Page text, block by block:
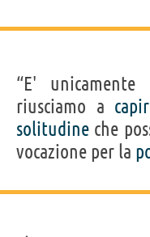
“E' unicamente
riusciamo a
solitudine che
vocazione per la